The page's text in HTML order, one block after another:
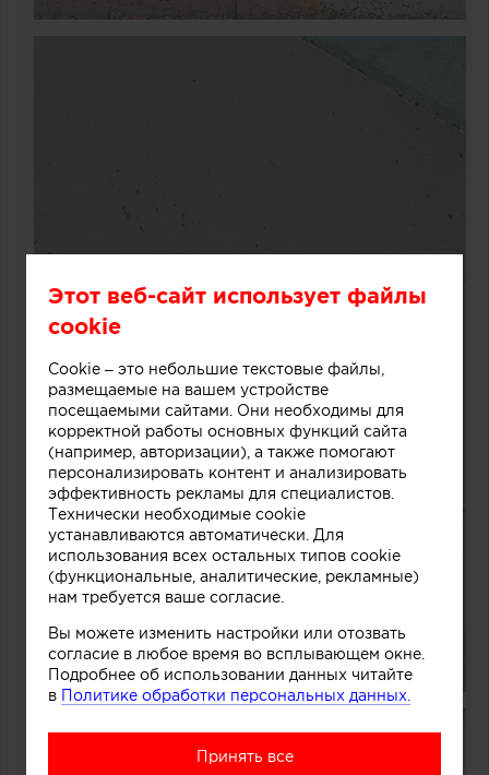
Этот веб-сайт использует файлы
cookie
Cookie – это небольшие текстовые файлы,
размещаемые на вашем устройстве
посещаемыми сайтами. Они необходимы для
корректной работы основных функций сайта
(например, авторизации), а также помогают
персонализировать контент и анализировать
эффективность рекламы для специалистов.
Технически необходимые cookie
устанавливаются автоматически. Для
использования всех остальных типов cookie
(функциональные, аналитические, рекламные)
нам требуется ваше согласие.
Вы можете изменить настройки или отозвать
согласие в любое время во всплывающем окне.
Подробнее об использовании данных читайте
в Политике обработки персональных данных.
Принять все